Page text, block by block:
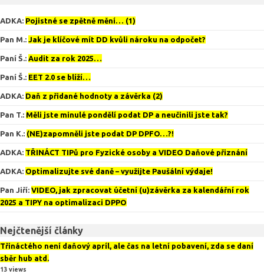
ADKA: Pojistné se zpětně mění… (1)
Pan M.: Jak je klíčové mít DD kvůli nároku na odpočet?
Paní Š.: Audit za rok 2025…
Paní Š.: EET 2.0 se blíží…
ADKA: Daň z přidané hodnoty a závěrka (2)
Pan T.: Měli jste minulé pondělí podat DP a neučinili jste tak?
Pan K.: (NE)zapomněli jste podat DP DPFO…?!
ADKA: TŘINÁCT TIPů pro Fyzické osoby a VIDEO Daňové přiznání
ADKA: Optimalizujte své daně – využijte Paušální výdaje!
Pan Jiří: VIDEO, jak zpracovat účetní (u)závěrka za kalendářní rok
2025 a TIPY na optimalizaci DPPO
Nejčtenější články
Třináctého není daňový apríl, ale čas na letní pobavení, zda se daní
sběr hub atd.
13 views